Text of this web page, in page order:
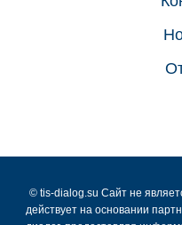
© tis-dialog.su Cайт не
действует на основании